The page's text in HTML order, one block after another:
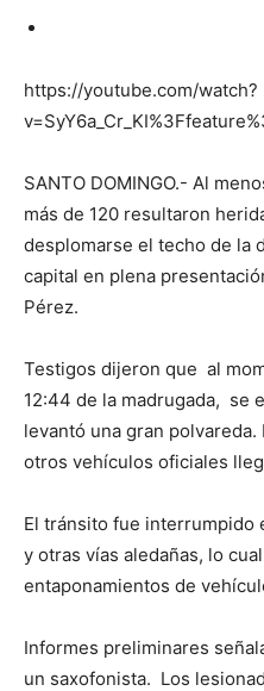
https://youtube.com/watch?
SANTO DOMINGO.- Al
más de 120 resultaron
desplomarse el techo de la
capital en plena
Pérez.
Testigos dijeron que al
12:44 de la madrugada, se
levantó una gran
otros vehículos oficiales
El tránsito fue interrumpido
y otras vías aledañas, lo
entaponamientos de
Informes preliminares
un saxofonista. Los